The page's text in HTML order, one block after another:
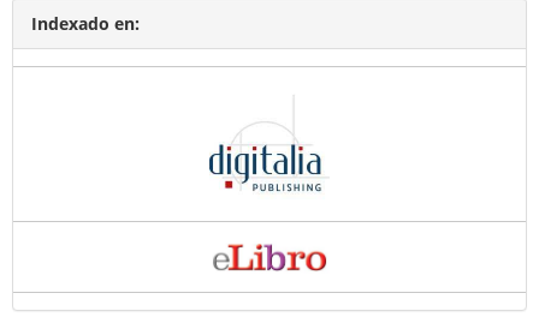
Indexado en: